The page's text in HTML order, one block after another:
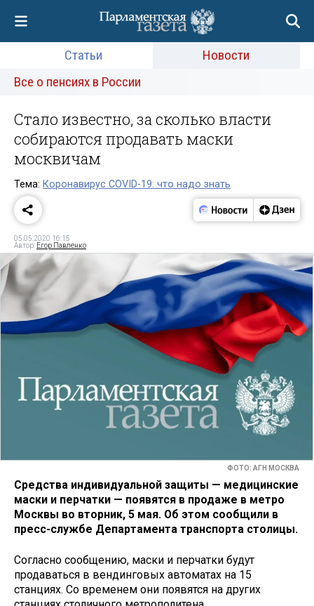
Статьи
Новости
Все о пенсиях в России
Стало известно, за сколько власти
собираются продавать маски
москвичам
Тема: Коронавирус COVID-19: что надо знать
05.05.2020 16:15
Автор: Егор Павленко
ФОТО: АГН МОСКВА
Средства индивидуальной защиты — медицинские
маски и перчатки — появятся в продаже в метро
Москвы во вторник, 5 мая. Об этом сообщили в
пресс-службе Департамента транспорта столицы.
Согласно сообщению, маски и перчатки будут
продаваться в вендинговых автоматах на 15
станциях. Со временем они появятся на других